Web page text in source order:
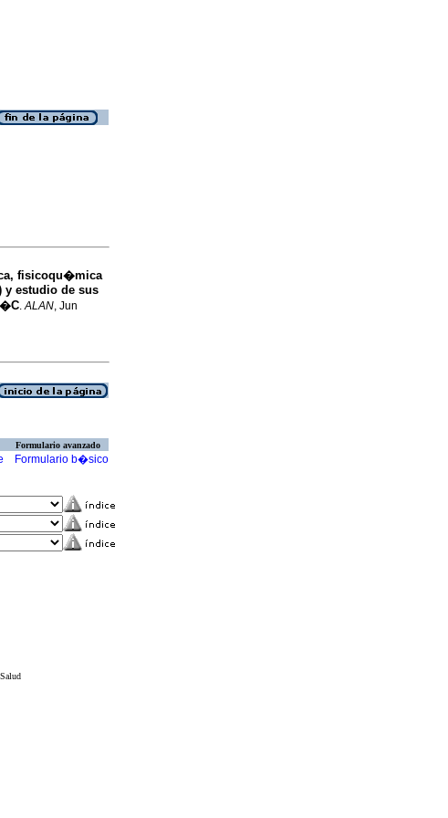
fisicoqu�mica
y estudio de sus
.ALAN, Jun
Formulario avanzado
Formulario b�sico